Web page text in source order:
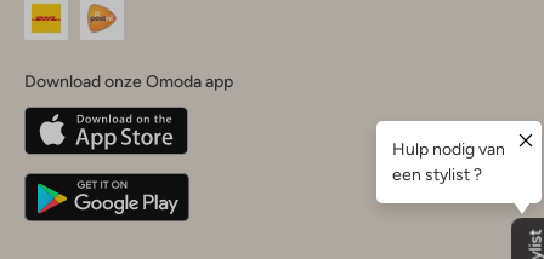
Nederland
Belgique(Français)
Deutschland
Download onze Omoda app